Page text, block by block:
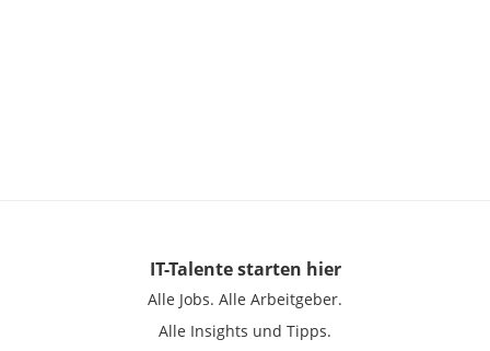
IT-Talentestarten hier
Alle Jobs. Alle Arbeitgeber.
Alle Insights und Tipps.